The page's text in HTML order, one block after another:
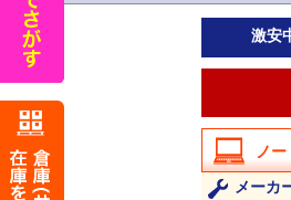
激安
メーカ